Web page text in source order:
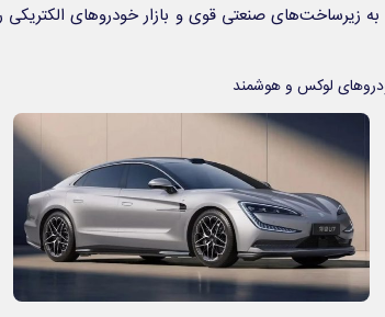
زیرساخت‌های صنعتی قوی و بازار خودروهای